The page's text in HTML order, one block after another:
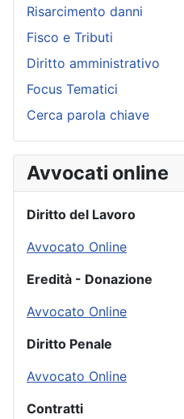
Risarcimento danni
Fisco e Tributi
Diritto amministrativo
Focus Tematici
Cerca parola chiave
Avvocati online
Diritto del Lavoro
Avvocato Online
Eredità - Donazione
Avvocato Online
Diritto Penale
Avvocato Online
Contratti